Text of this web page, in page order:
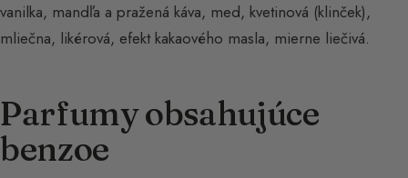
vanilka, mandľa a pražená káva, med, kvetinová (klinček),
mliečna, likérová, efekt kakaového masla, mierne liečivá.
Parfumy obsahujúce
benzoe